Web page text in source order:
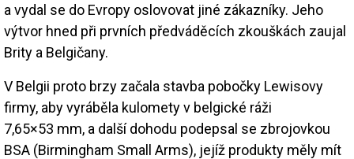
a vydal se do Evropy oslovovat jiné zákazníky. Jeho
výtvor hned při prvních předváděcích zkouškách zaujal
Brity a Belgičany.
V Belgii proto brzy začala stavba pobočky Lewisovy
firmy, aby vyráběla kulomety v belgické ráži
7,65×53 mm, a další dohodu podepsal se zbrojovkou
BSA (Birmingham Small Arms), jejíž produkty měly mít